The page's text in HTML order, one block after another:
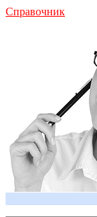
Справочник